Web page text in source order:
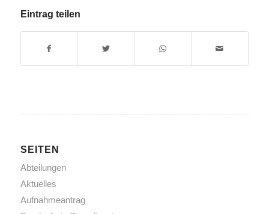
Eintrag teilen
SEITEN
Abteilungen
Aktuelles
Aufnahmeantrag